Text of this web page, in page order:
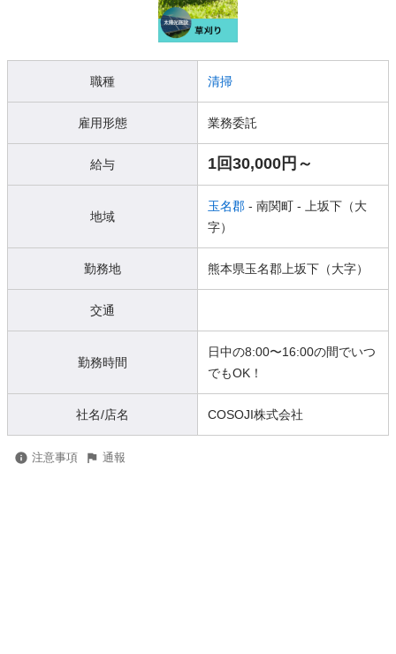
職種 清掃
雇用形態 業務委託
給与 1回30,000円～
地域
玉名郡 - 南関町 - 上坂下（大
字）
勤務地 熊本県玉名郡上坂下（大字）
交通
勤務時間
日中の8:00〜16:00の間でいつ
でもOK！
社名/店名 COSOJI株式会社
注意事項 通報